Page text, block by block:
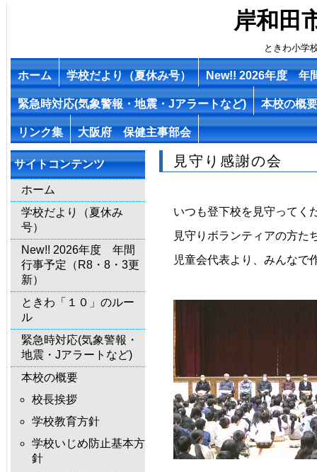
岸和田
ときわ小学
ホーム 学校だより（夏休み号） New!! 2026年度 年
緊急時対応(気象警報・地震・Jアラートなど) 本校の概要
リンク集 大阪府 保健主事部会
サイトコンテンツ
ホーム
学校だより（夏休み
号）
New!! 2026年度 年間
行事予定（R8・8・3更
新）
ときわ「１０」のルー
ル
緊急時対応(気象警報・
地震・Jアラートなど)
本校の概要
校長挨拶
学校教育方針
学校いじめ防止基本方
針
見守り感謝の会
いつも登下校を見守ってく
見守りボランティアの方た
児童会代表より、みんなで